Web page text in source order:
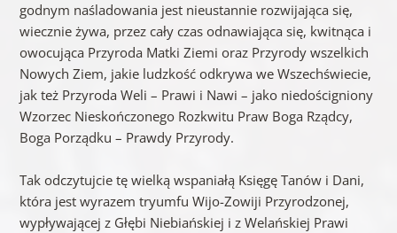
godnym naśladowania jest nieustannie rozwijająca się,
wiecznie żywa, przez cały czas odnawiająca się, kwitnąca i
owocująca Przyroda Matki Ziemi oraz Przyrody wszelkich
Nowych Ziem, jakie ludzkość odkrywa we Wszechświecie,
jak też Przyroda Weli – Prawi i Nawi – jako niedościgniony
Wzorzec Nieskończonego Rozkwitu Praw Boga Rządcy,
Boga Porządku – Prawdy Przyrody.
Tak odczytujcie tę wielką wspaniałą Księgę Tanów i Dani,
która jest wyrazem tryumfu Wijo-Zowiji Przyrodzonej,
wypływającej z Głębi Niebiańskiej i z Welańskiej Prawi